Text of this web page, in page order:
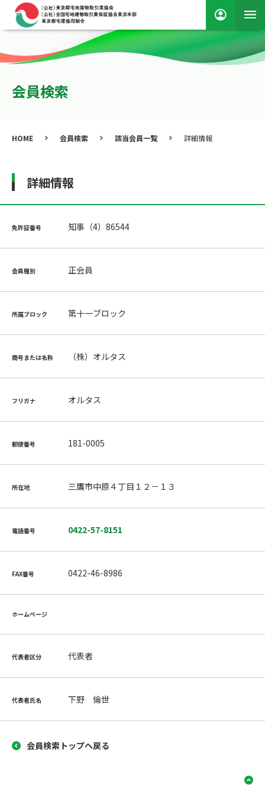
会員検索
HOME 会員検索 該当会員一覧 詳細情報
詳細情報
免許証番号 知事（4）86544
会員種別 正会員
所属ブロック 第十一ブロック
商号または名称 （株）オルタス
フリガナ オルタス
郵便番号 181-0005
所在地 三鷹市中原４丁目１２－１３
電話番号 0422-57-8151
FAX番号 0422-46-8986
ホームページ
代表者区分 代表者
代表者氏名 下野 倫世
会員検索トップへ戻る